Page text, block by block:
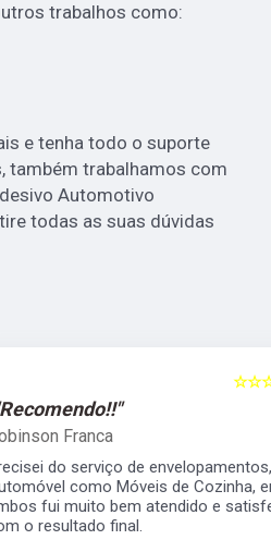
trabalhos como:
e tenha todo o suporte
também trabalhamos com
Automotivo
todas as suas dúvidas
Franca
do serviço de
como Móveis de Cozinha,
fui muito bem atendido e
o resultado final.